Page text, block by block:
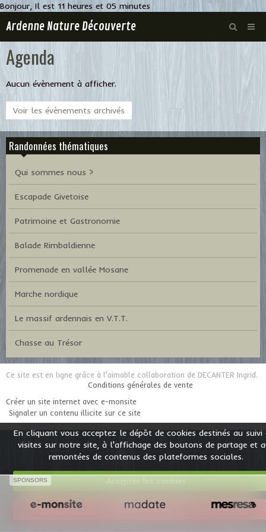
Bonjour, Il est 11 heures et 05 minutes
Ardenne Nature Découverte
Agenda
Livre d'or
Page d'accueil
Agenda
Aucun évènement à afficher.
Voir les évènements archivés
Randonnées thématiques
Qui sommes nous ?
Escapade Givetoise
Patrimoine et Gastronomie
Balade Rimbaldienne
Promenade en vallée Mosane
Marche nordique
Le massif ardennais en V.T.T.
Chasse au Trésor
Ce site est en ligne grâce à l'aimable collaboration de DECANTER Ingrid.
Conditions générales de vente
Créer un site internet avec e-monsite
Signaler un contenu illicite sur ce site
SPONSORS
En cliquant vous acceptez le dépôt de cookies destinés au suivi
visites sur notre site, à l'affichage des boutons de partage et
remontées de contenus des plateformes sociales.
Accepter les cookies
Refuser les cookies